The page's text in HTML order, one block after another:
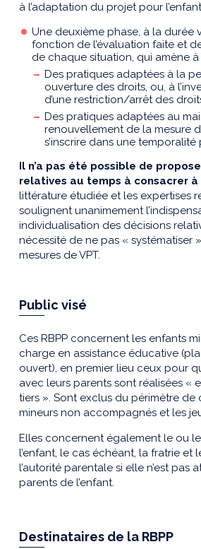
à l’adaptation du projet pour
Une deuxième phase, à la durée
fonction de l’évaluation faite et
de chaque situation, qui amène
Des pratiques adaptées à la
ouverture des droits, ou, à
d’une restriction/arrêt des
Des pratiques adaptées au
renouvellement de la mesure
s’inscrire dans une
Il n’a pas été possible de
relatives au temps à consacrer à
littérature étudiée et les expertises
soulignent unanimement
individualisation des décisions
nécessité de ne pas « systématiser
mesures de VPT.
Public visé
Ces RBPP concernent les enfants
charge en assistance éducative
ouvert), en premier lieu ceux pour
avec leurs parents sont réalisées «
tiers ». Sont exclus du périmètre de
mineurs non accompagnés et les
Elles concernent également le ou
l’enfant, le cas échéant, la fratrie et
l’autorité parentale si elle n’est pas
parents de l’enfant.
Destinataires de la RBPP